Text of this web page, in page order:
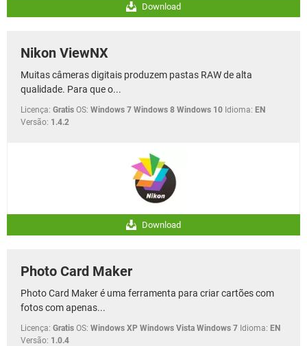
Download
Nikon ViewNX
Muitas câmeras digitais produzem pastas RAW de alta
qualidade. Para que o...
Licença: Gratis OS: Windows 7 Windows 8 Windows 10 Idioma: EN
Versão: 1.4.2
Download
Photo Card Maker
Photo Card Maker é uma ferramenta para criar cartões com
fotos com apenas...
Licença: Gratis OS: Windows XP Windows Vista Windows 7 Idioma: EN
Versão: 1.0.4